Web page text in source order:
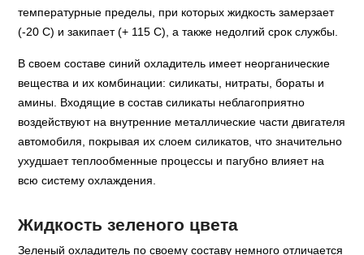
температурные пределы, при которых жидкость замерзает
(-20 С) и закипает (+ 115 С), а также недолгий срок службы.
В своем составе синий охладитель имеет неорганические
вещества и их комбинации: силикаты, нитраты, бораты и
амины. Входящие в состав силикаты неблагоприятно
воздействуют на внутренние металлические части двигателя
автомобиля, покрывая их слоем силикатов, что значительно
ухудшает теплообменные процессы и пагубно влияет на
всю систему охлаждения.
Жидкость зеленого цвета
Зеленый охладитель по своему составу немного отличается